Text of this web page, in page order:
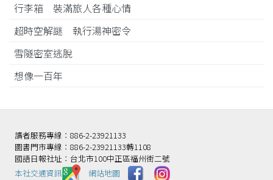
行李箱 裝滿旅人各種心情
超時空解謎 執行湯神密令
雪隧密室逃脫
想像一百年
讀者服務專線：886-2-23921133
圖書門市專線：886-2-23921133轉1108
國語日報社址：台北市100中正區福州街二號
本社交通資訊️
網站地圖